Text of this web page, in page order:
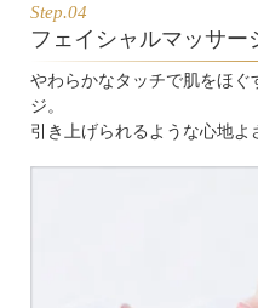
Step.04
フェイシャルマッサー
やわらかなタッチで肌をほ
ジ。
引き上げられるような心地よ